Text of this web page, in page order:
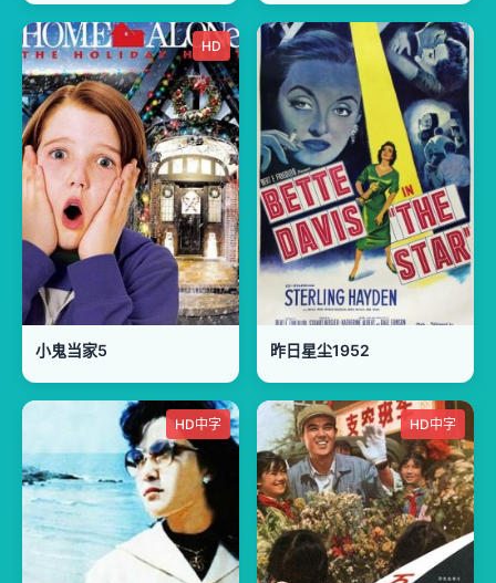
HD
小鬼当家5 昨日星尘1952
HD中字 HD中字